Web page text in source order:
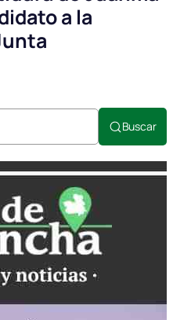
a la
Buscar